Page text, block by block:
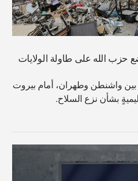
حزب الله على طاولة الولايات
بين واشنطن وطهران، أمام بيروت
بشأن نزع السلاح.